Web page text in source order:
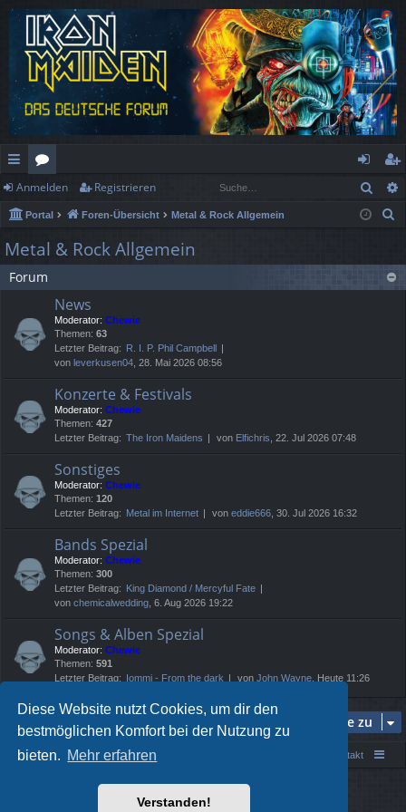
Diese Website nutzt Cookies, um dir den
bestmöglichen Komfort bei der Nutzung zu
bieten. Mehr erfahren
Verstanden!
ch
ne
llz
ug
or
en
n
m
eg
ist
re
Anmelden Registrieren
Portal Foren-Übersicht Metal & Rock Allgemein
e
Metal & Rock Allgemein
Forum
News
Moderator: Chewie
Themen: 63
Letzter Beitrag: R. I. P. Phil Campbell
von leverkusen04 , 28. Mai 2026 08:56
Konzerte & Festivals
Moderator: Chewie
Themen: 427
Letzter Beitrag: The Iron Maidens von Elfichris , 22. Jul 2026 07:48
Sonstiges
Moderator: Chewie
Themen: 120
Letzter Beitrag: Metal im Internet von eddie666 , 30. Jul 2026 16:32
Bands Spezial
Moderator: Chewie
Themen: 300
Letzter Beitrag: King Diamond / Mercyful Fate
von chemicalwedding , 6. Aug 2026 19:22
Songs & Alben Spezial
Moderator: Chewie
Themen: 591
Letzter Beitrag: Iommi - From the dark von John Wayne , Heute 11:26
Gehe zu
Portal Foren-Übersicht Kontakt
Powered byphpBB® Forum Software © phpBB Limited
Style vonArty- phpBB 3.3 von MrGaby